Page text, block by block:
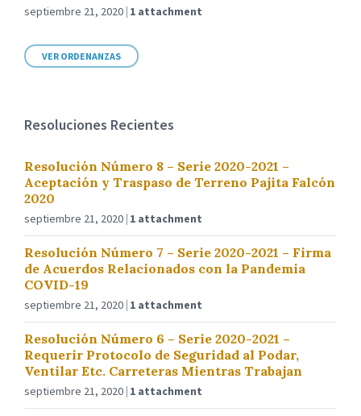
septiembre 21, 2020 1 attachment
VER ORDENANZAS
Resoluciones Recientes
Resolución Número 8 – Serie 2020-2021 –
Aceptación y Traspaso de Terreno Pajita Falcón
2020
septiembre 21, 2020 1 attachment
Resolución Número 7 – Serie 2020-2021 – Firma
de Acuerdos Relacionados con la Pandemia
COVID-19
septiembre 21, 2020 1 attachment
Resolución Número 6 – Serie 2020-2021 –
Requerir Protocolo de Seguridad al Podar,
Ventilar Etc. Carreteras Mientras Trabajan
septiembre 21, 2020 1 attachment